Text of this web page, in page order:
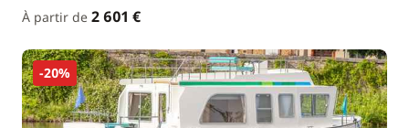
À partir de 2 601 €
-20%